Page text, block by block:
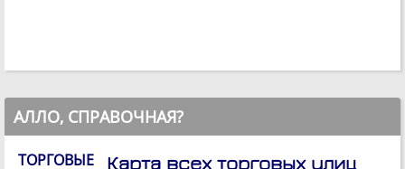
АЛЛО, СПРАВОЧНАЯ?
Карта всех торговых улиц
ТОРГОВЫЕ